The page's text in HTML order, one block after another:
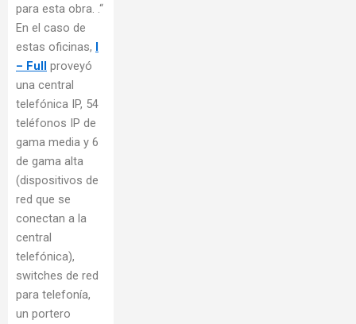
para esta obra. .“
En el caso de
estas oficinas, I
– Full proveyó
una central
telefónica IP, 54
teléfonos IP de
gama media y 6
de gama alta
(dispositivos de
red que se
conectan a la
central
telefónica),
switches de red
para telefonía,
un portero